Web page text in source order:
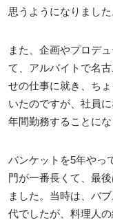
思うようになりました
また、企画やプロデ
て、アルバイトで名
せの仕事に就き、ち
いたのですが、社員
年間勤務することにな
バンケットを5年やっ
門が一番長くて、最
ました。当時は、バ
代でしたが、料理人